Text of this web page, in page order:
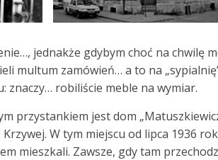
jednakże gdybym choć na chwilę
multum zamówień… a to na
znaczy… robiliście meble na wymiar.
przystankiem jest dom
W tym miejscu od lipca 1936
mieszkali. Zawsze, gdy tam